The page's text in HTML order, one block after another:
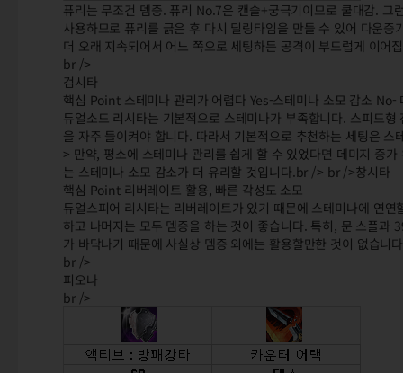
퓨리는 무조건 뎀증. 퓨리 No.7은 캔슬+궁극기이므로 쿨대감.
사용하므로 퓨리를 긁은 후 다시 딜링타임을 만들 수 있어 다운
더 오래 지속되어서 어느 쪽으로 세팅하든 공격이 부드럽게 이
br />
검시타
핵심 Point 스테미나 관리가 어렵다 Yes-스테미나 소모 감소 No-
듀얼소드 리시타는 기본적으로 스테미나가 부족합니다. 스피드
을 자주 들이켜야 합니다. 따라서 기본적으로 추천하는 세팅은
> 만약, 평소에 스테미나 관리를 쉽게 할 수 있었다면 데미지 증
는 스테미나 소모 감소가 더 유리할 것입니다.br /> br />창시타
핵심 Point 리버레이트 활용, 빠른 각성도 소모
듀얼스피어 리시타는 리버레이트가 있기 때문에 스테미나에 연
하고 나머지는 모두 뎀증을 하는 것이 좋습니다. 특히, 문 스플과
가 바닥나기 때문에 사실상 뎀증 외에는 활용할만한 것이 없습니
br />
피오나
br />